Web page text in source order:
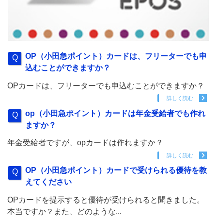
OP（小田急ポイント）カードは、フリーターでも申
込むことができますか？
OPカードは、フリーターでも申込むことができますか？
詳しく読む
op（小田急ポイント）カードは年金受給者でも作れ
ますか？
年金受給者ですが、opカードは作れますか？
詳しく読む
OP（小田急ポイント）カードで受けられる優待を教
えてください
OPカードを提示すると優待が受けられると聞きました。
本当ですか？また、どのような...